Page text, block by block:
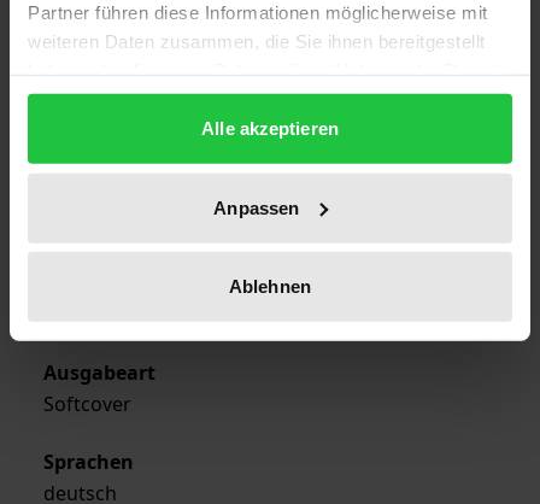
Partner führen diese Informationen möglicherweise mit
weiteren Daten zusammen, die Sie ihnen bereitgestellt
gesammelt haben.
Alle akzeptieren
Anpassen
Ablehnen
ISBN
978-3-7890-3003-1
Ausgabeart
Softcover
Sprachen
deutsch